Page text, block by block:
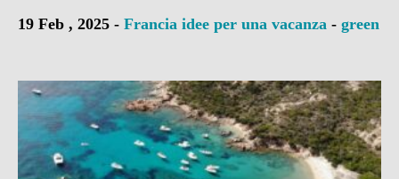
19 Feb , 2025 - Francia idee per una vacanza - green